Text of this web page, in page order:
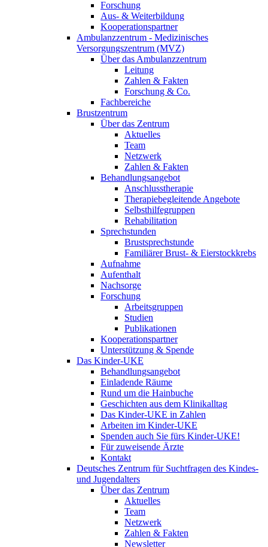
Forschung
Aus- & Weiterbildung
Kooperationspartner
Ambulanzzentrum - Medizinisches
Versorgungszentrum (MVZ)
Über das Ambulanzzentrum
Leitung
Zahlen & Fakten
Forschung & Co.
Fachbereiche
Brustzentrum
Über das Zentrum
Aktuelles
Team
Netzwerk
Zahlen & Fakten
Behandlungsangebot
Anschlusstherapie
Therapiebegleitende Angebote
Selbsthilfegruppen
Rehabilitation
Sprechstunden
Brustsprechstunde
Familiärer Brust- & Eierstockkrebs
Aufnahme
Aufenthalt
Nachsorge
Forschung
Arbeitsgruppen
Studien
Publikationen
Kooperationspartner
Unterstützung & Spende
Das Kinder-UKE
Behandlungsangebot
Einladende Räume
Rund um die Hainbuche
Geschichten aus dem Klinikalltag
Das Kinder-UKE in Zahlen
Arbeiten im Kinder-UKE
Spenden auch Sie fürs Kinder-UKE!
Für zuweisende Ärzte
Kontakt
Deutsches Zentrum für Suchtfragen des Kindes-
und Jugendalters
Über das Zentrum
Aktuelles
Team
Netzwerk
Zahlen & Fakten
Newsletter